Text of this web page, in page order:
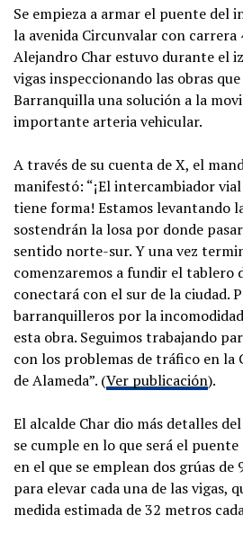
Se empieza a armar el puente del
la avenida Circunvalar con carrera
Alejandro Char estuvo durante el
vigas inspeccionando las obras
Barranquilla una solución a la
importante arteria vehicular.
A través de su cuenta de X, el
manifestó: “¡El intercambiador
tiene forma! Estamos levantando
sostendrán la losa por donde
sentido norte-sur. Y una vez
comenzaremos a fundir el tablero
conectará con el sur de la ciudad.
barranquilleros por la
esta obra. Seguimos trabajando
con los problemas de tráfico en la
de Alameda”. (Ver publicación).
El alcalde Char dio más detalles
se cumple en lo que será el
en el que se emplean dos grúas de
para elevar cada una de las vigas,
medida estimada de 32 metros